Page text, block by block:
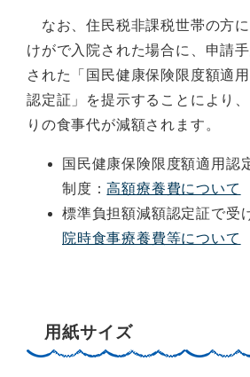
なお、住民税非課税世帯の方
けがで入院された場合に、申請
された「国民健康保険限度額適
認定証」を提示することにより
りの食事代が減額されます。
国民健康保険限度額適用認
制度：高額療養費について
標準負担額減額認定証で受
院時食事療養費等について
用紙サイズ